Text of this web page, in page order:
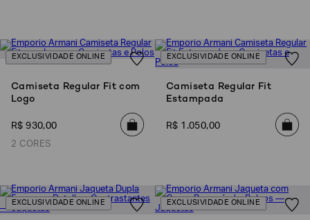
EXCLUSIVIDADE ONLINE
Camiseta Regular Fit com
Logo
R$ 930,00
2 CORES
EXCLUSIVIDADE ONLINE
Camiseta Regular Fit
Estampada
R$ 1 .050,00
EXCLUSIVIDADE ONLINE EXCLUSIVIDADE ONLINE
Produtos
Masculinos
Armani/Silos